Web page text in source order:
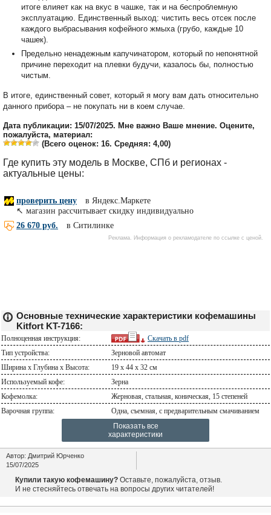
итоге влияет как на вкус в чашке, так и на беспроблемную
эксплуатацию. Единственный выход: чистить весь отсек после
каждого выбрасывания кофейного жмыха (грубо, каждые 10
чашек).
Предельно ненадежным капучинатором, который по непонятной
причине переходит на плевки будучи, казалось бы, полностью
чистым.
В итоге, единственный совет, который я могу вам дать относительно
данного прибора – не покупать ни в коем случае.
Дата публикации: 15/07/2025. Мне важно Ваше мнение. Оцените,
пожалуйста, материал:
(Всего оценок: 16. Средняя: 4,00)
Где купить эту модель в Москве, СПб и регионах -
актуальные цены:
Основные технические характеристики кофемашины
Kitfort KT-7166:
Полноценная инструкция: Скачать в pdf
Тип устройства:
Зерновой автомат
Ширина х Глубина х Высота:
19 x 44 x 32 см
Используемый кофе:
Зерна
Кофемолка:
Жерновая, стальная, коническая, 15 степеней
Варочная группа:
Одна, съемная, с предварительным смачиванием
Показать все
характеристики
Автор: Дмитрий Юрченко
15/07/2025
Купили такую кофемашину? Оставьте, пожалуйста, отзыв.
И не стесняйтесь отвечать на вопросы других читателей!